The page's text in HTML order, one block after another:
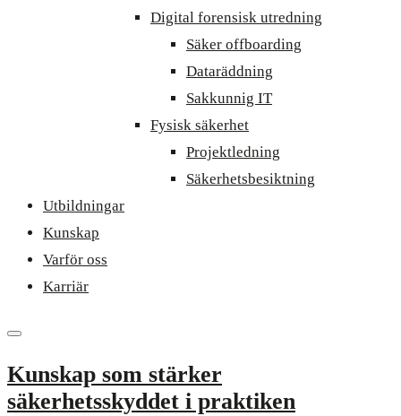
Digital forensisk utredning
Säker offboarding
Dataräddning
Sakkunnig IT
Fysisk säkerhet
Projektledning
Säkerhetsbesiktning
Utbildningar
Kunskap
Varför oss
Karriär
Kunskap som stärker
säkerhetsskyddet i praktiken